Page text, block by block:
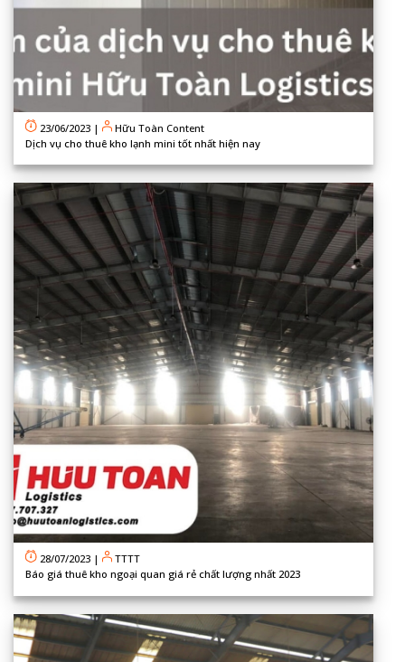
23/06/2023 |
Hữu Toàn Content
Dịch vụ cho thuê kho lạnh mini tốt nhất hiện nay
28/07/2023 |
TTTT
Báo giá thuê kho ngoại quan giá rẻ chất lượng nhất 2023